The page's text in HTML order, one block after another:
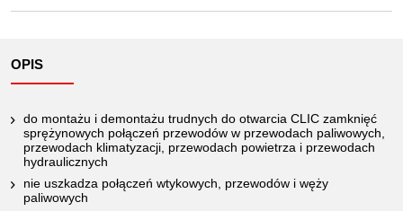
OPIS
do montażu i demontażu trudnych do otwarcia CLIC zamknięć
sprężynowych połączeń przewodów w przewodach paliwowych,
przewodach klimatyzacji, przewodach powietrza i przewodach
hydraulicznych
nie uszkadza połączeń wtykowych, przewodów i węży
paliwowych